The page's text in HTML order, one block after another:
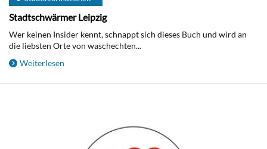
Stadtschwärmer Leipzig
Wer keinen Insider kennt, schnappt sich dieses Buch und wird an
die liebsten Orte von waschechten...
Weiterlesen